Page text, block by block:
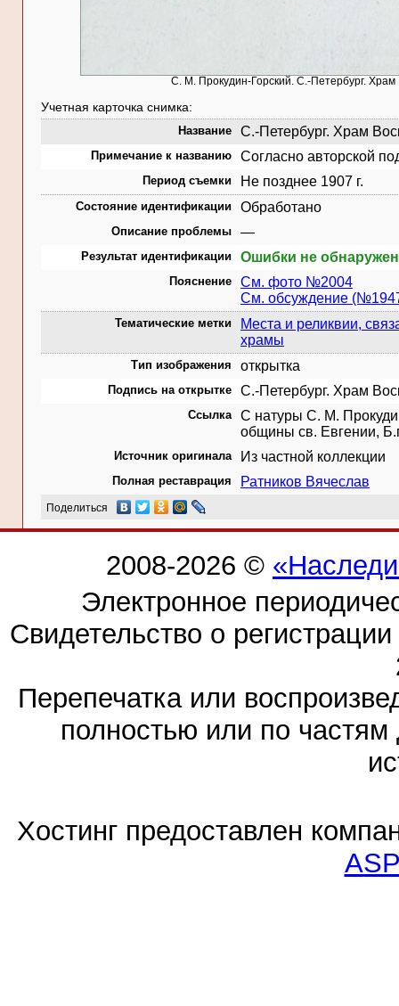
С. М. Прокудин-Горский. С.-Петербург. Храм
Учетная карточка снимка:
Название С.-Петербург. Храм
Примечание к названию Согласно авторской
Период съемки Не позднее 1907 г.
Состояние идентификации Обработано
Описание проблемы —
Результат идентификации Ошибки не
Пояснение
См. фото №2004
См. обсуждение
Тематические метки
Места и реликвии,
храмы
Тип изображения открытка
Подпись на открытке С.-Петербург. Храм
Ссылка
С натуры С. М.
общины св. Евгении,
Источник оригинала Из частной коллекции
Полная реставрация Ратников Вячеслав
Поделиться
2008-2026 ©
Электронное
Свидетельство о
Перепечатка или
полностью или по частям
Хостинг предоставлен